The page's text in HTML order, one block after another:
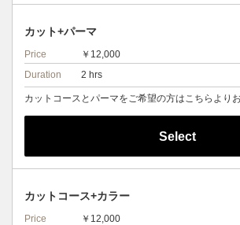
カット+パーマ
Price
￥12,000
Duration
2 hrs
カットコースとパーマをご希望の方はこちらより
Select
カットコース+カラー
Price
￥12,000